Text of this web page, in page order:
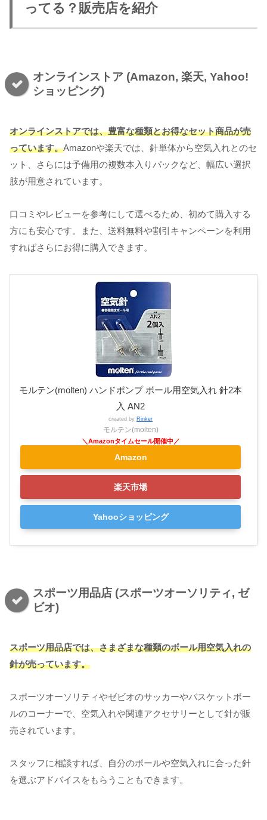
ってる？販売店を紹介
オンラインストア (Amazon, 楽天, Yahoo!
ショッピング)
オンラインストアでは、豊富な種類とお得なセット商品が売
っています。Amazonや楽天では、針単体から空気入れとのセ
ット、さらには予備用の複数本入りパックなど、幅広い選択
肢が用意されています。
口コミやレビューを参考にして選べるため、初めて購入する
方にも安心です。また、送料無料や割引キャンペーンを利用
すればさらにお得に購入できます。
モルテン(molten) ハンドポンプ ボール用空気入れ 針2本
入 AN2
created by Rinker
モルテン(molten)
Amazon
楽天市場
Yahooショッピング
スポーツ用品店 (スポーツオーソリティ, ゼ
ビオ)
スポーツ用品店では、さまざまな種類のボール用空気入れの
針が売っています。
スポーツオーソリティやゼビオのサッカーやバスケットボー
ルのコーナーで、空気入れや関連アクセサリーとして針が販
売されています。
スタッフに相談すれば、自分のボールや空気入れに合った針
を選ぶアドバイスをもらうこともできます。